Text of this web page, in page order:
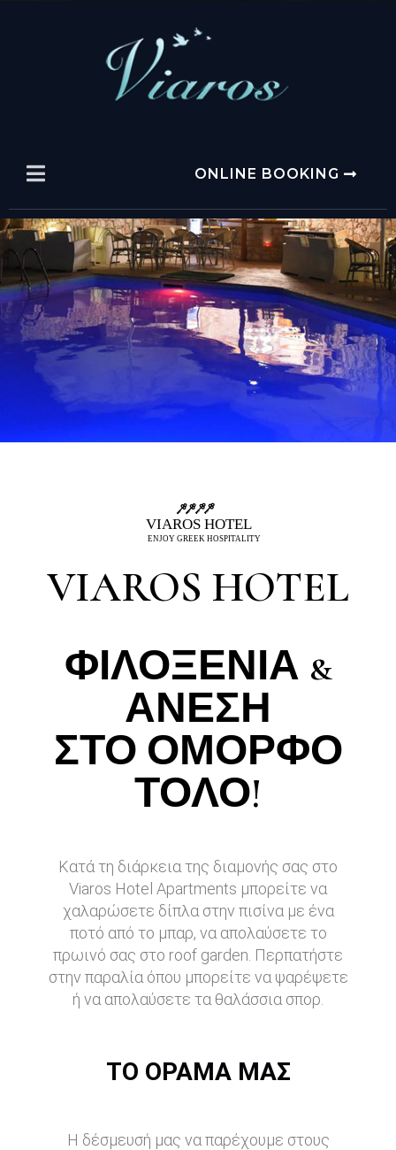
ONLINE BOOKING
VIAROS HOTEL
ΦΙΛΟΞΕΝΙΑ &
ΑΝΕΣΗ
ΣΤΟ ΟΜΟΡΦΟ
ΤΟΛΟ!
Κατά τη διάρκεια της διαμονής σας στο
Viaros Hotel Apartments μπορείτε να
χαλαρώσετε δίπλα στην πισίνα με ένα
ποτό από το μπαρ, να απολαύσετε το
πρωινό σας στο roof garden. Περπατήστε
στην παραλία όπου μπορείτε να ψαρέψετε
ή να απολαύσετε τα θαλάσσια σπορ.
ΤΟ ΌΡΑΜΆ ΜΑΣ
Η δέσμευσή μας να παρέχουμε στους